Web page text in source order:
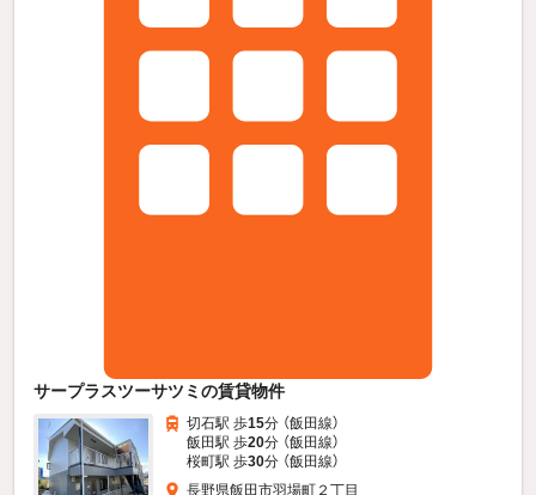
サープラスツーサツミの賃貸物件
切石駅 歩15分 （飯田線）
飯田駅 歩20分 （飯田線）
桜町駅 歩30分 （飯田線）
長野県飯田市羽場町２丁目